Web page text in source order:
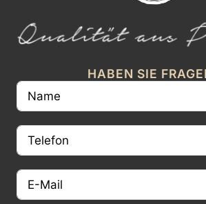
HABEN SIE